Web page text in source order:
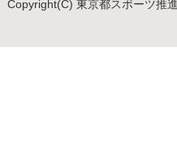
Copyright(C) 東京都スポーツ推